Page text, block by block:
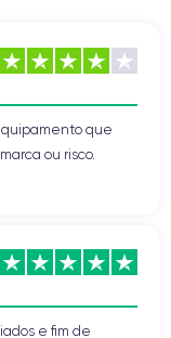
que
ou risco.
e fim de